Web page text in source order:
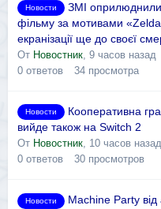
Новости
ЗМІ оприлюднили
фільму за мотивами
екранізації ще до своєї
От Новостник 9 часов назад
0 ответов 34 просмотра
Новости
Кооперативна
вийде також на Switch 2
От Новостник, 10 часов назад
0 ответов 30 просмотров
Новости
Machine Party